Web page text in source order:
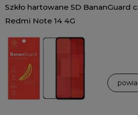
Szkło hartowane 5D BananGuard
Redmi Note 14 4G